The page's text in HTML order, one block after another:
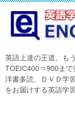
英語上達の王道、も
TOEIC400⇒900まで
洋書多読、ＤＶＤ学
をお届けする英語学